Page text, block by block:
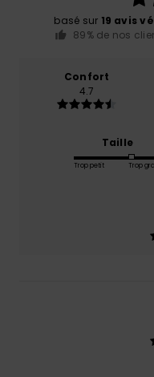
basé sur 19 avis
89% de nos
Confort
4.7
Taille
Trop petit Trop